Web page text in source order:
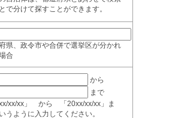
で分けて探すことができます。
県、政令市や合併で選挙区が分かれ
合
から
まで
xx/xx」 から 「20xx/xx/xx」ま
ように入力してください。